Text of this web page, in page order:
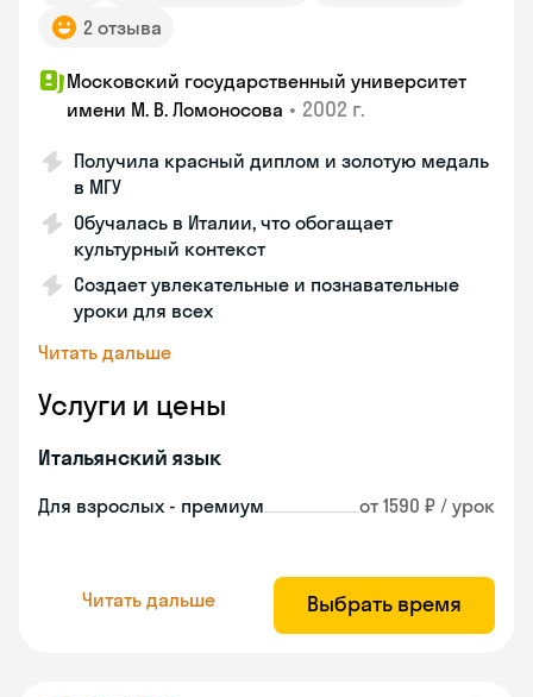
2 отзыва
Московский государственный университет
имени М. В. Ломоносова • 2002 г.
Получила красный диплом и золотую медаль
в МГУ
Обучалась в Италии, что обогащает
культурный контекст
Создает увлекательные и познавательные
уроки для всех
Читать дальше
Услуги и цены
Итальянский язык
Для взрослых - премиум от 1590 ₽ / урок
Читать дальше Выбрать время